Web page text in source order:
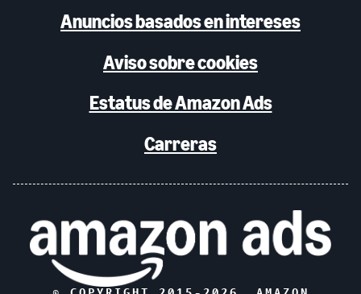
Anuncios basados en intereses
Aviso sobre cookies
Estatus de Amazon Ads
Carreras